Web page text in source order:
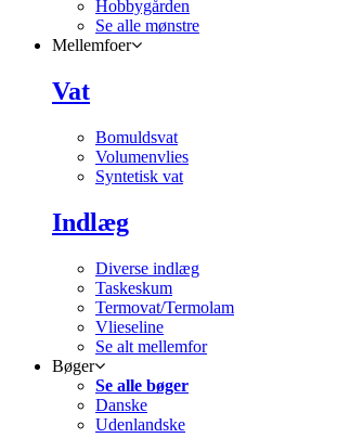
Hobbygården
Se alle mønstre
Mellemfoer
Vat
Bomuldsvat
Volumenvlies
Syntetisk vat
Indlæg
Diverse indlæg
Taskeskum
Termovat/Termolam
Vlieseline
Se alt mellemfor
Bøger
Se alle bøger
Danske
Udenlandske